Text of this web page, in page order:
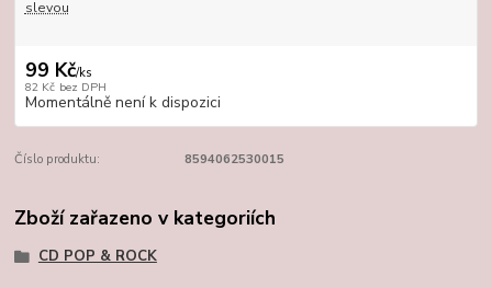
slevou
99 Kč/ks
82 Kč bez DPH
Momentálně není k dispozici
Číslo produktu: 8594062530015
Zboží zařazeno v kategoriích
CD POP & ROCK